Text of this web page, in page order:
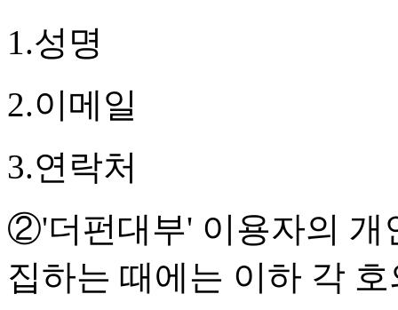
1.성명
2.이메일
3.연락처
②'더펀대부' 이용자의 개
집하는 때에는 이하 각